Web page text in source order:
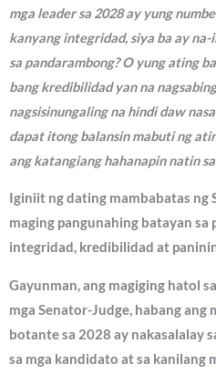
mga leader sa 2028 ay yung
kanyang integridad, siya ba ay
sa pandarambong? O yung ating
bang kredibilidad yan na
nagsisinungaling na hindi daw
dapat itong balansin mabuti ng
ang katangiang hahanapin natin sa
Iginiit ng dating mambabatas ng
maging pangunahing batayan sa
integridad, kredibilidad at
Gayunman, ang magiging hatol
mga Senator-Judge, habang ang
botante sa 2028 ay nakasalalay
sa mga kandidato at sa kanilang